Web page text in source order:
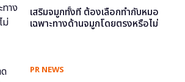
เสริมจมูกทั้งที ต้องเลือกทำกับหมอ
เฉพาะทางด้านจมูกโดยตรงหรือไม่
PR NEWS